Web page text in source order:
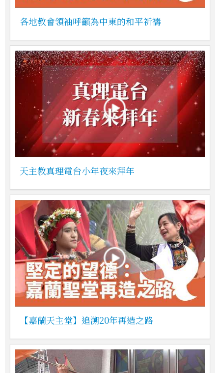
各地教會領袖呼籲為中東的和平祈禱
天主教真理電台小年夜來拜年
【嘉蘭天主堂】追溯20年再造之路